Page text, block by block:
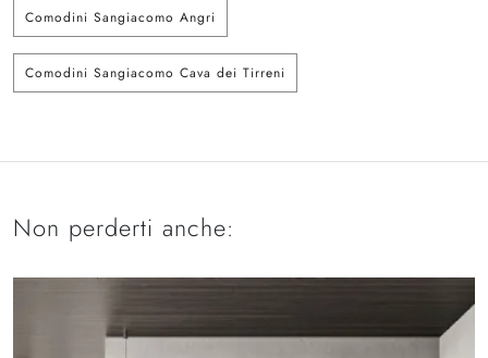
Comodini Sangiacomo Angri
Comodini Sangiacomo Cava dei Tirreni
Non perderti anche: